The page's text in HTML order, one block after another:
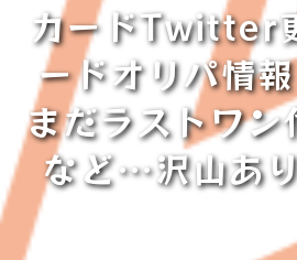
カードTwitter
ードオリパ情
まだラストワン
など…沢山あ